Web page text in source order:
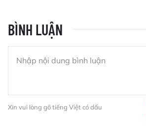
BÌNH LUẬN
Xin vui lòng gõ tiếng Việt có dấu